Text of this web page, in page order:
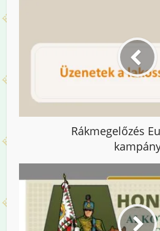
Rákmegelőzés